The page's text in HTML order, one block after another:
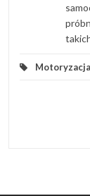
Motoryzacja